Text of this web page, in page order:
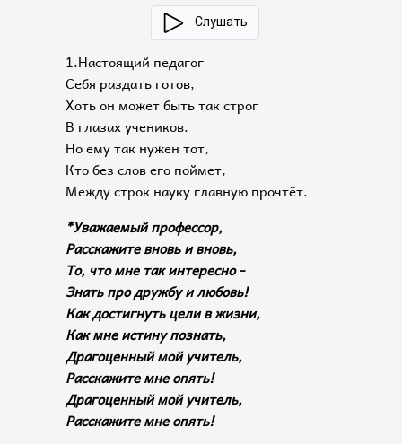
Слушать
1.Настоящий педагог
Себя раздать готов,
Хоть он может быть так строг
В глазах учеников.
Но ему так нужен тот,
Кто без слов его поймет,
Между строк науку главную прочтёт.
*Уважаемый профессор,
Расскажите вновь и вновь,
То, что мне так интересно -
Знать про дружбу и любовь!
Как достигнуть цели в жизни,
Как мне истину познать,
Драгоценный мой учитель,
Расскажите мне опять!
Драгоценный мой учитель,
Расскажите мне опять!